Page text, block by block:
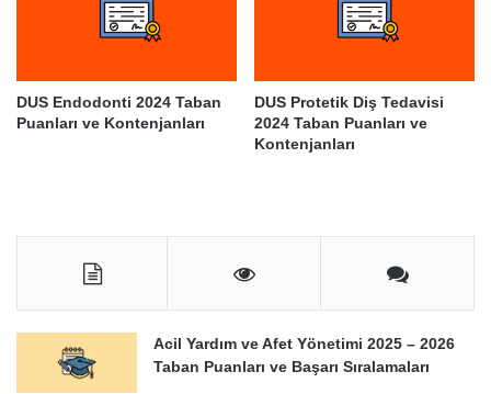
DUS Endodonti 2024 Taban
Puanları ve Kontenjanları
DUS Protetik Diş Tedavisi
2024 Taban Puanları ve
Kontenjanları
Acil Yardım ve Afet Yönetimi 2025 – 2026
Taban Puanları ve Başarı Sıralamaları